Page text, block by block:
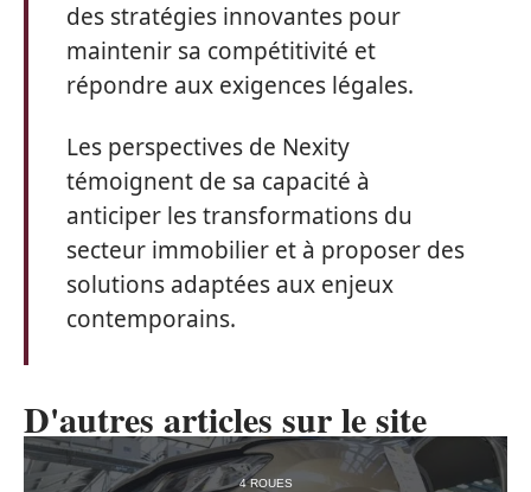
des stratégies innovantes pour
maintenir sa compétitivité et
répondre aux exigences légales.
Les perspectives de Nexity
témoignent de sa capacité à
anticiper les transformations du
secteur immobilier et à proposer des
solutions adaptées aux enjeux
contemporains.
D'autres articles sur le site
4 ROUES